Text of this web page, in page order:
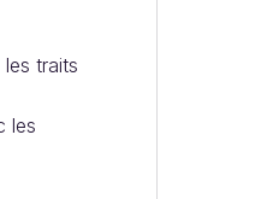
les traits
les